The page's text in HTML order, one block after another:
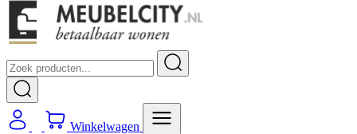
Winkelwagen